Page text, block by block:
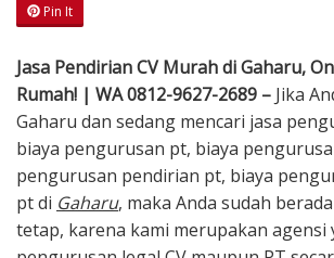
Pin It
Jasa Pendirian CV Murah di Gaharu,
Rumah! | WA 0812-9627-2689 – Jika
Gaharu dan sedang mencari jasa
biaya pengurusan pt, biaya
pengurusan pendirian pt, biaya
pt di Gaharu, maka Anda sudah
tetap, karena kami merupakan agensi